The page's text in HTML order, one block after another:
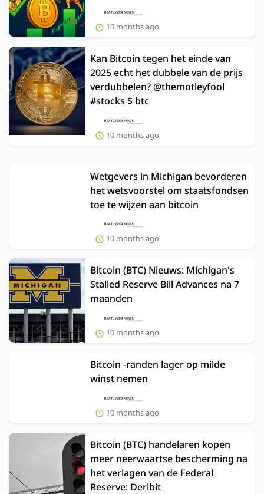
10 months ago
Kan Bitcoin tegen het einde van
2025 echt het dubbele van de prijs
verdubbelen? @themotleyfool
#stocks $ btc
10 months ago
Wetgevers in Michigan bevorderen
het wetsvoorstel om staatsfondsen
toe te wijzen aan bitcoin
10 months ago
Bitcoin (BTC) Nieuws: Michigan's
Stalled Reserve Bill Advances na 7
maanden
10 months ago
Bitcoin -randen lager op milde
winst nemen
10 months ago
Bitcoin (BTC) handelaren kopen
meer neerwaartse bescherming na
het verlagen van de Federal
Reserve: Deribit